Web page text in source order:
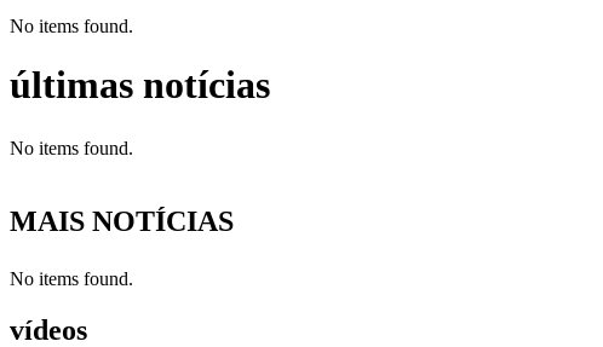
No items found.
últimas notícias
No items found.
MAIS NOTÍCIAS
No items found.
vídeos